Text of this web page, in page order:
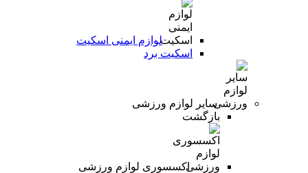
لوازم ایمنی اسکیت
اسکیت برد
سایر لوازم ورزشی
بازگشت
اکسسوری لوازم ورزشی